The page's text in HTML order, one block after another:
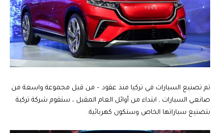
تم تصنيع السيارات في تركيا منذ عقود – من قبل مجموعة واسعة من
صانعي السيارات , ابتداء من أوائل العام المقبل ، ستقوم شركة تركية
بتصنيع سياراتها الخاص وستكون كهربائية.